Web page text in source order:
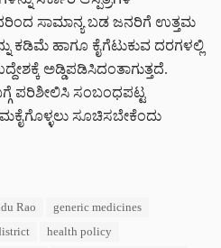
ಸಾಮಾನ್ಯ ಬಡ ಜನರಿಗೆ ಉತ್ತಮ
ಕಡಿಮೆ ಹಾಗೂ ಕೈಗೆಟುಕುವ ದರಗಳಲ್ಲಿ
ಅಡ್ಡಿಪಡಿಸಿದಂತಾಗುತ್ತದೆ.
ಪರಿಶೀಲಿಸಿ ಸಂಬಂಧಪಟ್ಟ
ಸೂಚಿಸಬೇಕೆಂದು
Rao
generic medicines
health policy